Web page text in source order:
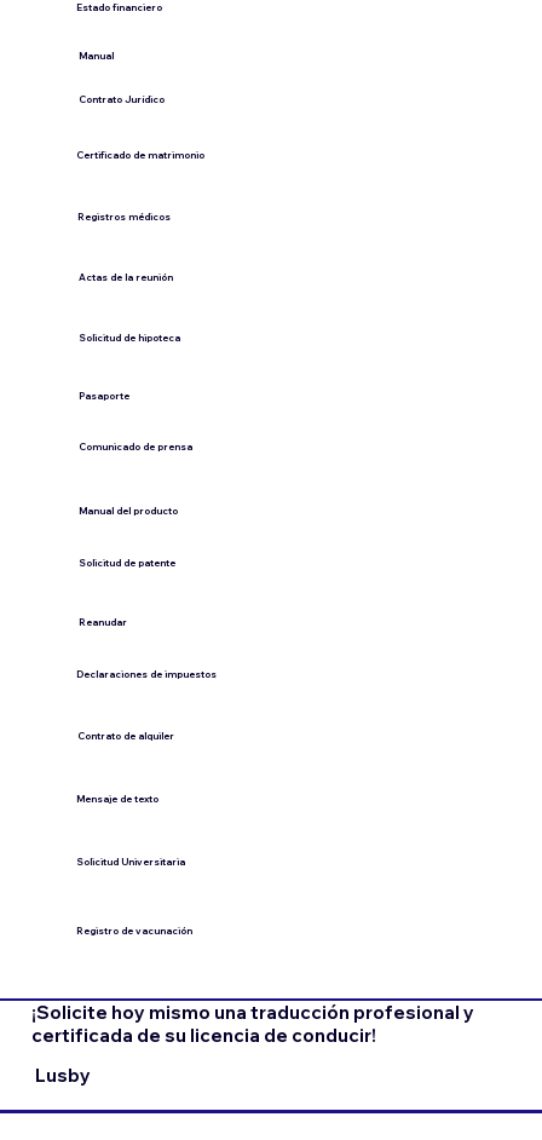
Estado financiero
​Manual
​Contrato Jurídico
Certificado de matrimonio
Registros médicos
Actas de la reunión
Solicitud de hipoteca
Pasaporte
Comunicado de prensa
​Manual del producto
​Solicitud de patente
Contrato de alquiler
​Reanudar
Declaraciones de impuestos
​Mensaje de texto
​Solicitud Universitaria
Registro de vacunación
¡Solicite hoy mismo una traducción profesional y
certificada de su licencia de conducir!
Lusby